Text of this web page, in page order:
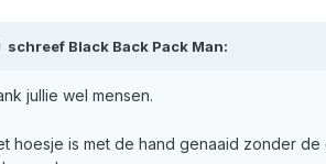
schreef Black Back Pack Man:
jullie wel mensen.
hoesje is met de hand genaaid zonder